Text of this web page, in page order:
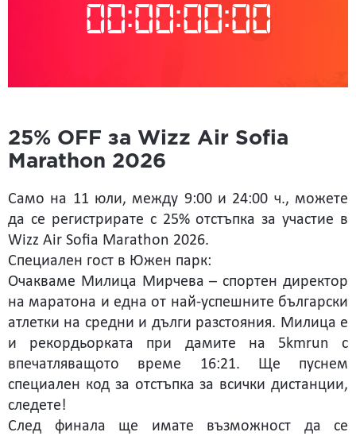
00:00:00:00
25% OFF за Wizz Air Sofia
Marathon 2026
Само на 11 юли, между 9:00 и 24:00 ч., можете
да се регистрирате с 25% отстъпка за участие в
Wizz Air Sofia Marathon 2026.
Специален гост в Южен парк:
Очакваме Милица Мирчева – спортен директор
на маратона и една от най-успешните български
атлетки на средни и дълги разстояния. Милица е
и рекордьорката при дамите на 5kmrun с
впечатляващото време 16:21. Ще пуснем
специален код за отстъпка за всички дистанции,
следете!
След финала ще имате възможност да се